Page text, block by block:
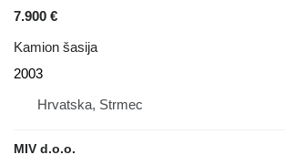
7.900 €
Kamion šasija
2003
Hrvatska, Strmec
MIV d.o.o.